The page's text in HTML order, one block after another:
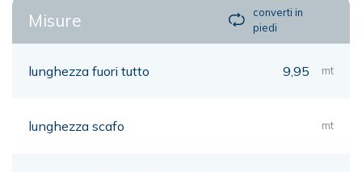
Misure
converti in
piedi
lunghezza fuori tutto 9,95 mt
lunghezza scafo mt